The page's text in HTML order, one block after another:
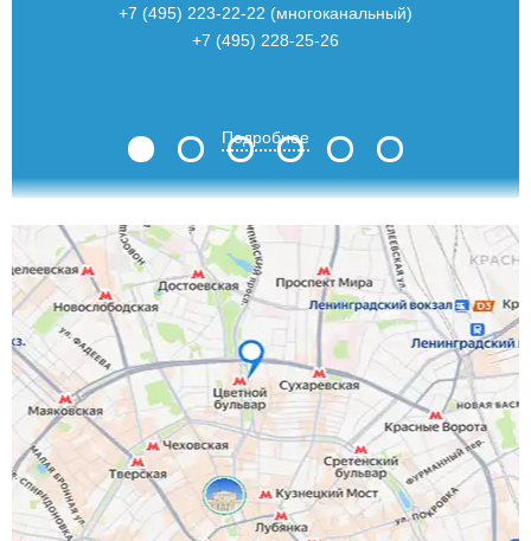
+7 (495) 223-22-22 (многоканальный)
+7 (495) 228-25-26
Подробнее